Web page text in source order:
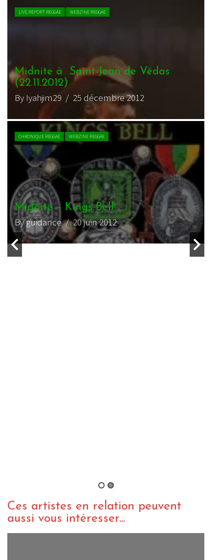
ACTU REGGAE WEBZINE REGGAE
Akae Beka + 1ère partie au
RACK’AM le 23 avril 2017
By Sana P./ 18 avril 2017
ACTU REGGAE WEBZINE REGGAE
Akae Beka & Marcus Gad – Nantes
– 25/04/17
By zopelartisto/ 8 avril 2017
Ces artistes en relation peuvent
aussi vous intéresser...